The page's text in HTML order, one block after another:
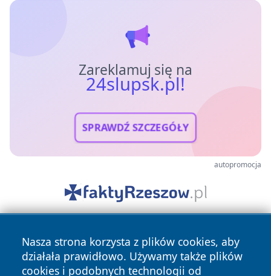
Zareklamuj się na
24slupsk.pl!
SPRAWDŹ SZCZEGÓŁY
autopromocja
Nasza strona korzysta z plików cookies, aby
działała prawidłowo. Używamy także plików
cookies i podobnych technologii od